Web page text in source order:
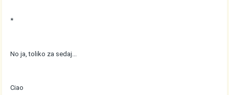
*
No ja, toliko za sedaj...
Ciao